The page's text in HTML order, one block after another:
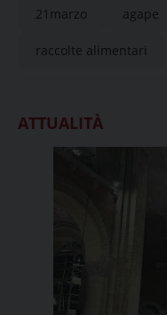
21marzo agape
raccolte alimentari
ATTUALITÀ